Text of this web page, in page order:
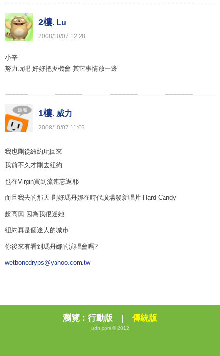
2樓. Lu
2008/10/07 12:28
小辛
努力玩吧 好好把握機會 其它事情放一邊
1樓. 威力
2008/10/07 11:09
我也剛從紐約玩回來
我前不久才剛去紐約
也在Virgin買到流連忘返耶
而且我去的那天 剛好瑪丹娜在時代廣場發新唱片 Hard Candy
超高興 因為我很迷她
紐約真是個迷人的城市
你後來有看到瑪丹娜的演唱會嗎?
wetbonedryps@yahoo.com.tw
瀏覽： 行動版 | 傳統版
udn.com © 2012